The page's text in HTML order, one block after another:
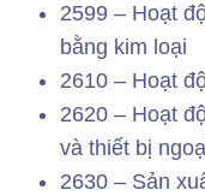
2599 – Hoạt
bằng kim loại
2610 – Hoạt
2620 – Hoạt
và thiết bị
2630 – Sản